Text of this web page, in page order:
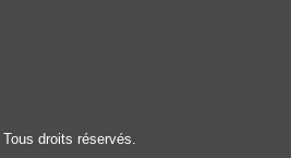
droits réservés.